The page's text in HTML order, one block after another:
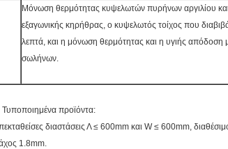
Μόνωση θερμότητας κυψελωτών πυρήνων αργιλίου
εξαγωνικής κηρήθρας, ο κυψελωτός τοίχος που
λεπτά, και η μόνωση θερμότητας και η υγιής
σωλήνων.
Τυποποιημένα προϊόντα:
διαστάσεις Λ ≤ 600mm και W ≤ 600mm,
1.8mm.